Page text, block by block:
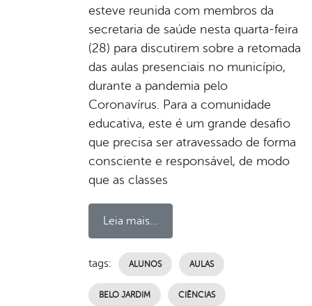
esteve reunida com membros da
secretaria de saúde nesta quarta-feira
(28) para discutirem sobre a retomada
das aulas presenciais no município,
durante a pandemia pelo
Coronavírus. Para a comunidade
educativa, este é um grande desafio
que precisa ser atravessado de forma
consciente e responsável, de modo
que as classes
Leia mais...
tags: ALUNOS AULAS
BELO JARDIM CIÊNCIAS